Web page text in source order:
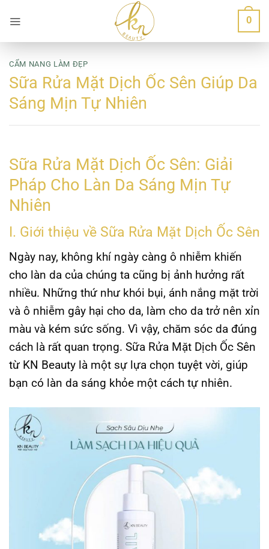
qua
nội
dung
0
CẨM NANG LÀM ĐẸP
Sữa Rửa Mặt Dịch Ốc Sên Giúp Da
Sáng Mịn Tự Nhiên
Sữa Rửa Mặt Dịch Ốc Sên: Giải
Pháp Cho Làn Da Sáng Mịn Tự
Nhiên
I. Giới thiệu về Sữa Rửa Mặt Dịch Ốc Sên
Ngày nay, không khí ngày càng ô nhiễm khiến
cho làn da của chúng ta cũng bị ảnh hưởng rất
nhiều. Những thứ như khói bụi, ánh nắng mặt trời
và ô nhiễm gây hại cho da, làm cho da trở nên xỉn
màu và kém sức sống. Vì vậy, chăm sóc da đúng
cách là rất quan trọng. Sữa Rửa Mặt Dịch Ốc Sên
từ KN Beauty là một sự lựa chọn tuyệt vời, giúp
bạn có làn da sáng khỏe một cách tự nhiên.